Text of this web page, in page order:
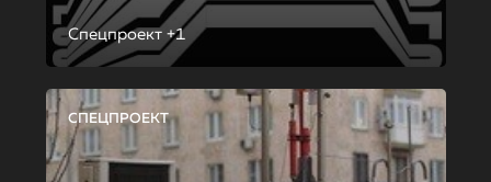
Спецпроект +1
СПЕЦПРОЕКТ